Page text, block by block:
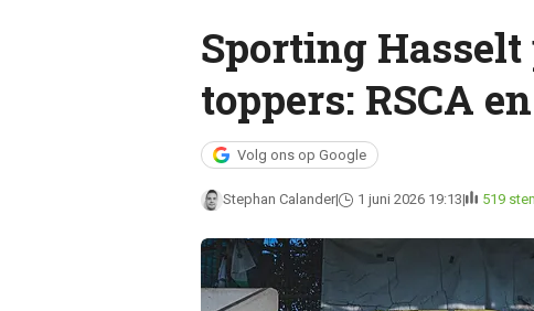
Sporting
toppers: RSCA
Volg ons op Google
Stephan Calander 1 juni 2026 19:13 519